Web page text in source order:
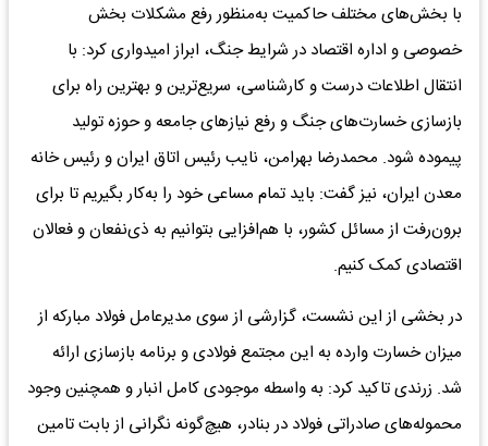
با بخش‌های مختلف حاکمیت به‌منظور رفع مشکلات بخش
خصوصی و اداره اقتصاد در شرایط جنگ، ابراز امیدواری کرد: با
انتقال اطلاعات درست و کارشناسی، سریع‌ترین و بهترین راه برای
بازسازی خسارت‌های جنگ و رفع نیازهای جامعه و حوزه تولید
پیموده شود. محمدرضا بهرامن، نایب رئیس اتاق ایران و رئیس خانه
معدن ایران، نیز گفت: باید تمام مساعی خود را به‌کار بگیریم تا برای
برون‌رفت از مسائل کشور، با هم‌افزایی بتوانیم به ذی‌نفعان و فعالان
اقتصادی کمک کنیم.
در بخشی از این نشست، گزارشی از سوی مدیرعامل فولاد مبارکه از
میزان خسارت وارده به این مجتمع فولادی و برنامه بازسازی ارائه
شد. زرندی تاکید کرد: به ‌واسطه موجودی کامل انبار و همچنین وجود
محموله‌های صادراتی فولاد در بنادر، هیچ‌گونه نگرانی از بابت تامین